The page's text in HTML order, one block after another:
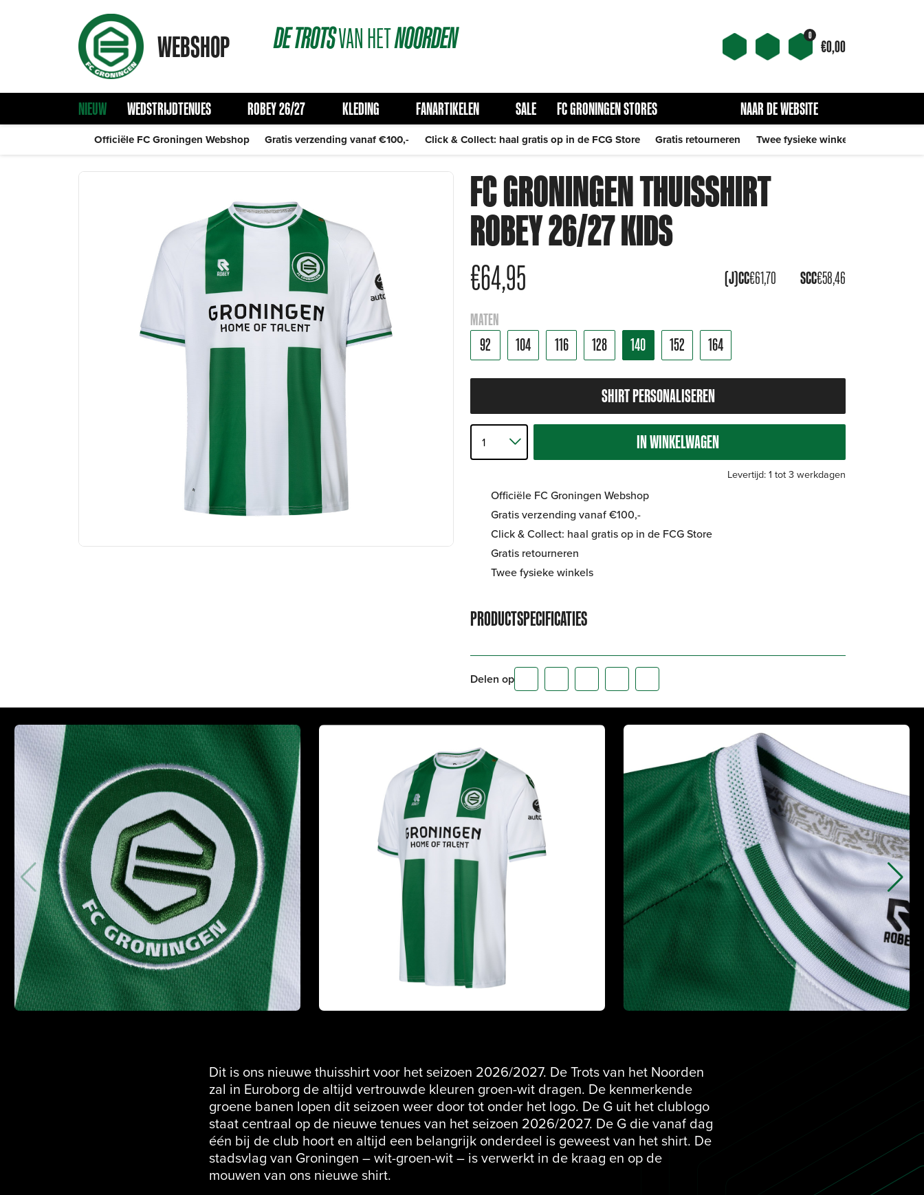
WEBSHOP DETROTSVANHETNOORDEN 0
€0,00
NIEUW WEDSTRIJDTENUES ROBEY 26/27 KLEDING FANARTIKELEN SALE FC GRONINGEN STORES NAAR DE WEBSITE
Officiële FC Groningen Webshop Gratis verzending vanaf €100,- Click & Collect: haal gratis op in de FCG Store Gratis retourneren Twee fysieke winkels
FC GRONINGEN THUISSHIRT
ROBEY 26/27 KIDS
€64,95 (J)CC€61,70 SCC€58,46
MATEN
92 104 116 128 140 152 164
SHIRT PERSONALISEREN
IN WINKELWAGEN
Levertijd: 1 tot 3 werkdagen
Officiële FC Groningen Webshop
Gratis verzending vanaf €100,-
Click & Collect: haal gratis op in de FCG Store
Gratis retourneren
Twee fysieke winkels
PRODUCTSPECIFICATIES
Delen op
Dit is ons nieuwe thuisshirt voor het seizoen 2026/2027. De Trots van het Noorden
zal in Euroborg de altijd vertrouwde kleuren groen-wit dragen. De kenmerkende
groene banen lopen dit seizoen weer door tot onder het logo. De G uit het clublogo
staat centraal op de nieuwe tenues van het seizoen 2026/2027. De G die vanaf dag
één bij de club hoort en altijd een belangrijk onderdeel is geweest van het shirt. De
stadsvlag van Groningen – wit-groen-wit – is verwerkt in de kraag en op de
mouwen van ons nieuwe shirt.